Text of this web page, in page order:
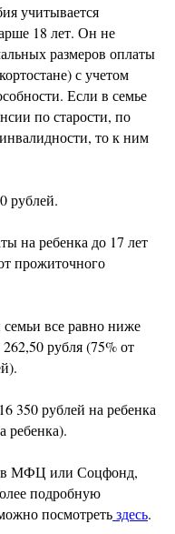
учитывается
18 лет. Он не
размеров оплаты
с учетом
Если в семье
по старости, по
то к ним
рублей.
на ребенка до 17 лет
прожиточного
все равно ниже
рубля (75% от
350 рублей на ребенка
ребенка).
в МФЦ или Соцфонд,
подробную
посмотретьздесь.